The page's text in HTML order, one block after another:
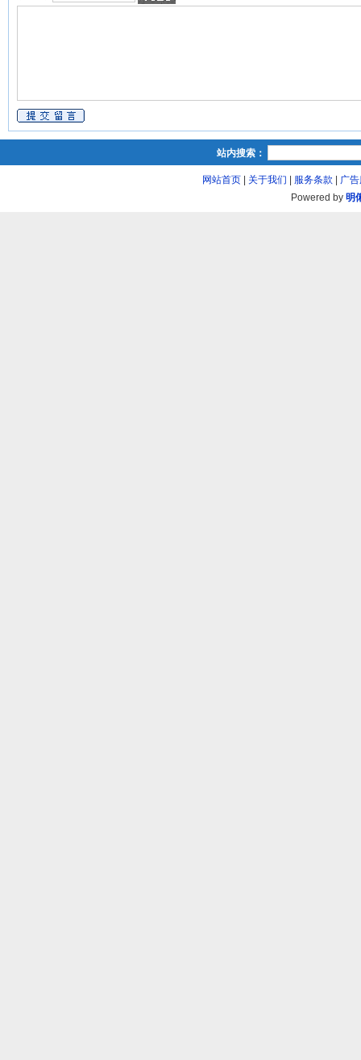
站内搜索：
网站首页| 关于我们 服务条款
广
Powered by 明